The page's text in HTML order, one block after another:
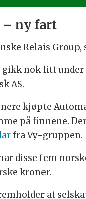
– ny fart
Relais
nok litt under
AS.
kjøpte
på finnene.
fra Vy-gruppen.
disse fem
kroner.
at